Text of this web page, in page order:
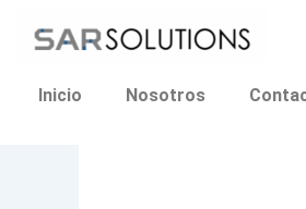
Inicio Nosotros